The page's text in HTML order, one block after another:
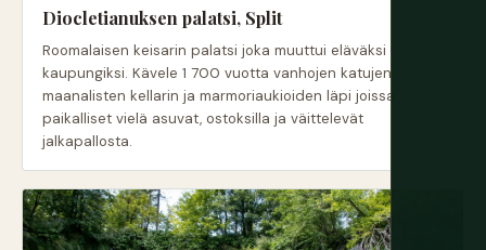
Diocletianuksen palatsi, Split
Roomalaisen keisarin palatsi joka muuttui eläväksi
kaupungiksi. Kävele 1 700 vuotta vanhojen katujen,
maanalisten kellarin ja marmoriaukioiden läpi joissa
paikalliset vielä asuvat, ostoksilla ja väittelevät
jalkapallosta.